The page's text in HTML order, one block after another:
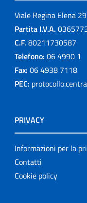
Viale Regina Elena
Partita I.V.A.
C.F. 80211730587
Telefono: 06 4990 1
Fax: 06 4938 7118
PEC:
PRIVACY
Informazioni per la
Contatti
Cookie policy